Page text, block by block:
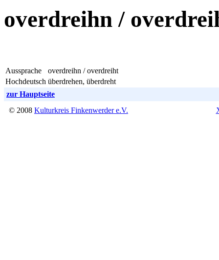
overdreihn /
Aussprache
overdreihn / overdreiht
Hochdeutsch überdrehen, überdreht
zur Hauptseite
© 2008 Kulturkreis Finkenwerder e.V.